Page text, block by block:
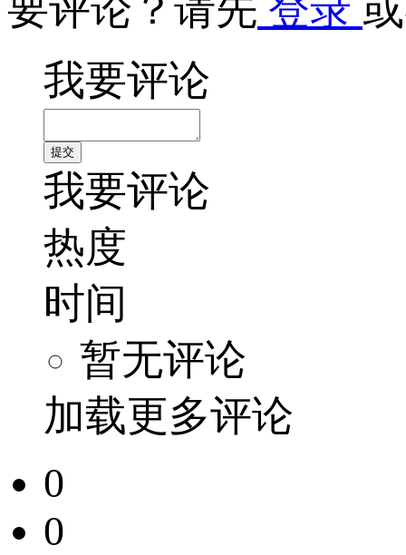
我要评论
我要评论
热度
时间
暂无评论
加载更多评论
0
0